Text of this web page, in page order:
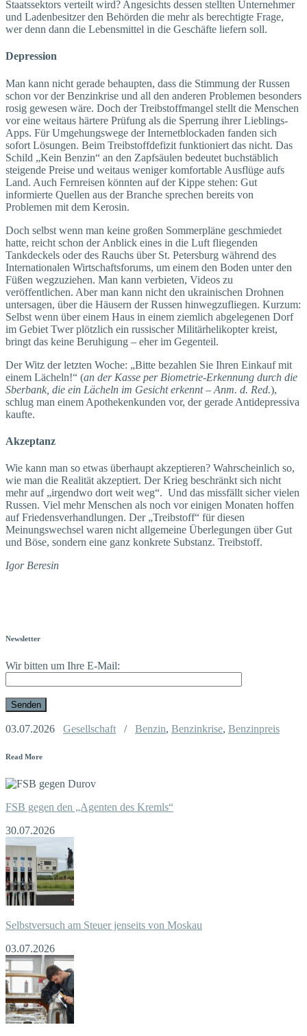
Staatssektors verteilt wird? Angesichts dessen stellten Unternehmer
und Ladenbesitzer den Behörden die mehr als berechtigte Frage,
wer denn dann die Lebensmittel in die Geschäfte liefern soll.
Depression
Man kann nicht gerade behaupten, dass die Stimmung der Russen
schon vor der Benzinkrise und all den anderen Problemen besonders
rosig gewesen wäre. Doch der Treibstoffmangel stellt die Menschen
vor eine weitaus härtere Prüfung als die Sperrung ihrer Lieblings-
Apps. Für Umgehungswege der Internetblockaden fanden sich
sofort Lösungen. Beim Treibstoffdefizit funktioniert das nicht. Das
Schild „Kein Benzin“ an den Zapfsäulen bedeutet buchstäblich
steigende Preise und weitaus weniger komfortable Ausflüge aufs
Land. Auch Fernreisen könnten auf der Kippe stehen: Gut
informierte Quellen aus der Branche sprechen bereits von
Problemen mit dem Kerosin.
Doch selbst wenn man keine großen Sommerpläne geschmiedet
hatte, reicht schon der Anblick eines in die Luft fliegenden
Tankdeckels oder des Rauchs über St. Petersburg während des
Internationalen Wirtschaftsforums, um einem den Boden unter den
Füßen wegzuziehen. Man kann verbieten, Videos zu
veröffentlichen. Aber man kann nicht den ukrainischen Drohnen
untersagen, über die Häusern der Russen hinwegzufliegen. Kurzum:
Selbst wenn über einem Haus in einem ziemlich abgelegenen Dorf
im Gebiet Twer plötzlich ein russischer Militärhelikopter kreist,
bringt das keine Beruhigung – eher im Gegenteil.
Der Witz der letzten Woche: „Bitte bezahlen Sie Ihren Einkauf mit
einem Lächeln!“ (an der Kasse per Biometrie-Erkennung durch die
Sberbank, die ein Lächeln im Gesicht erkennt – Anm. d. Red.),
schlug man einem Apothekenkunden vor, der gerade Antidepressiva
kaufte.
Akzeptanz
Wie kann man so etwas überhaupt akzeptieren? Wahrscheinlich so,
wie man die Realität akzeptiert. Der Krieg beschränkt sich nicht
mehr auf „irgendwo dort weit weg“. Und das missfällt sicher vielen
Russen. Viel mehr Menschen als noch vor einigen Monaten hoffen
auf Friedensverhandlungen. Der „Treibstoff“ für diesen
Meinungswechsel waren nicht allgemeine Überlegungen über Gut
und Böse, sondern eine ganz konkrete Substanz. Treibstoff.
Igor Beresin
Newsletter
Wir bitten um Ihre E-Mail:
03.07.2026 Gesellschaft / Benzin, Benzinkrise, Benzinpreis
Read More
FSB gegen den „Agenten des Kremls“
30.07.2026
Selbstversuch am Steuer jenseits von Moskau
03.07.2026